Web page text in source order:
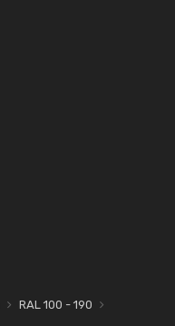
RAL 100 - 190